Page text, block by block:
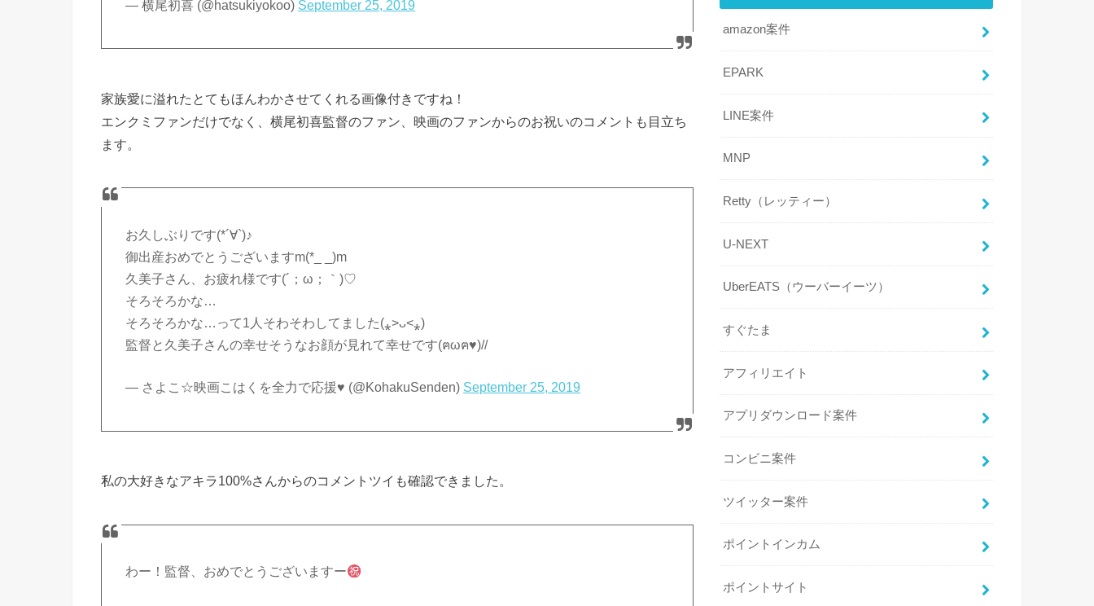
— 横尾初喜 (@hatsukiyokoo) September 25, 2019
家族愛に溢れたとてもほんわかさせてくれる画像付きですね！
エンクミファンだけでなく、横尾初喜監督のファン、映画のファンからのお祝いのコメントも目立ち
ます。
お久しぶりです(*´∀`)♪
御出産おめでとうございますm(*_ _)m
久美子さん、お疲れ様です(´；ω；｀)♡
そろそろかな…
そろそろかな…って1人そわそわしてました(⁎˃ᴗ˂⁎)
監督と久美子さんの幸せそうなお顔が見れて幸せです(ฅωฅ♥)//
— さよこ☆映画こはくを全力で応援♥ (@KohakuSenden) September 25, 2019
私の大好きなアキラ100%さんからのコメントツイも確認できました。
わー！監督、おめでとうございますー
amazon案件
EPARK
LINE案件
MNP
Retty（レッティー）
U-NEXT
UberEATS（ウーバーイーツ）
すぐたま
アフィリエイト
アプリダウンロード案件
コンビニ案件
ツイッター案件
ポイントインカム
ポイントサイト